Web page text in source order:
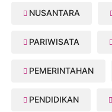
NUSANTARA
PARIWISATA
PEMERINTAHAN
PENDIDIKAN